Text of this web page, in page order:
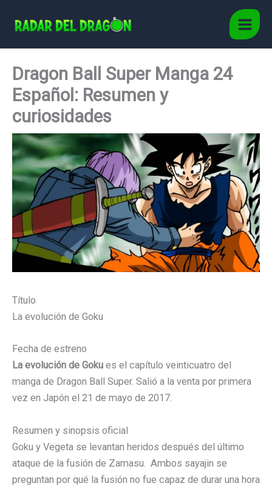
Main
Dragon Ball Super Manga 24
Español: Resumen y
curiosidades
Título
La evolución de Goku
Fecha de estreno
La evolución de Goku es el capítulo veinticuatro del
manga de Dragon Ball Super. Salió a la venta por primera
vez en Japón el 21 de mayo de 2017.
Resumen y sinopsis oficial
Goku y Vegeta se levantan heridos después del último
ataque de la fusión de Zamasu. Ambos sayajin se
preguntan por qué la fusión no fue capaz de durar una hora